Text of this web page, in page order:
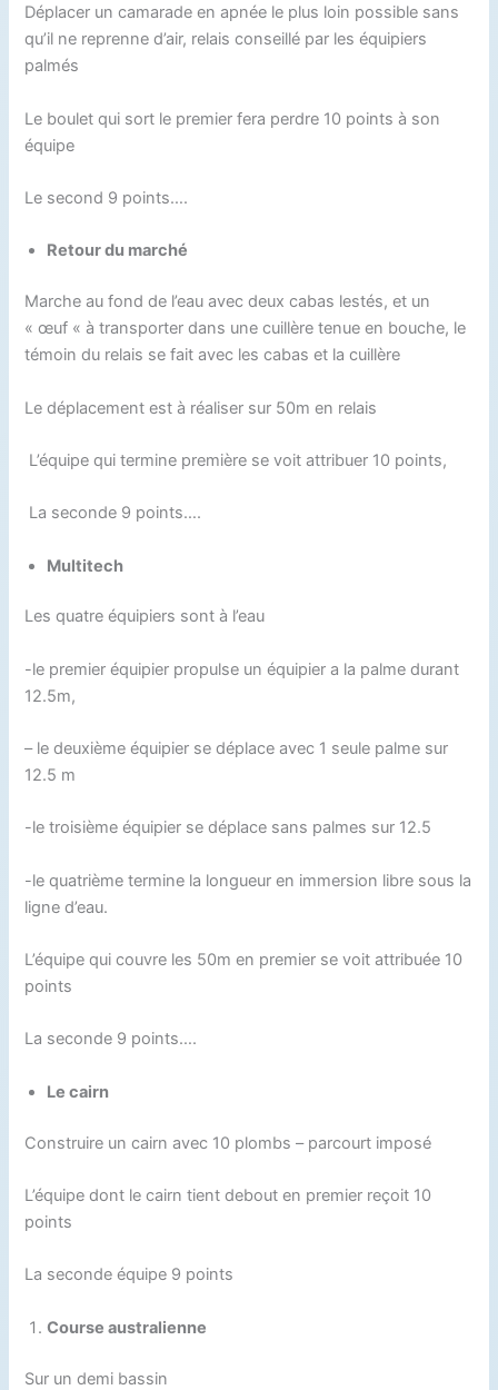
Déplacer un camarade en apnée le plus loin possible sans
qu’il ne reprenne d’air, relais conseillé par les équipiers
palmés
Le boulet qui sort le premier fera perdre 10 points à son
équipe
Le second 9 points….
Retour du marché
Marche au fond de l’eau avec deux cabas lestés, et un
« œuf « à transporter dans une cuillère tenue en bouche, le
témoin du relais se fait avec les cabas et la cuillère
Le déplacement est à réaliser sur 50m en relais
L’équipe qui termine première se voit attribuer 10 points,
La seconde 9 points….
Multitech
Les quatre équipiers sont à l’eau
-le premier équipier propulse un équipier a la palme durant
12.5m,
– le deuxième équipier se déplace avec 1 seule palme sur
12.5 m
-le troisième équipier se déplace sans palmes sur 12.5
-le quatrième termine la longueur en immersion libre sous la
ligne d’eau.
L’équipe qui couvre les 50m en premier se voit attribuée 10
points
La seconde 9 points….
Le cairn
Construire un cairn avec 10 plombs – parcourt imposé
L’équipe dont le cairn tient debout en premier reçoit 10
points
La seconde équipe 9 points
Course australienne
Sur un demi bassin